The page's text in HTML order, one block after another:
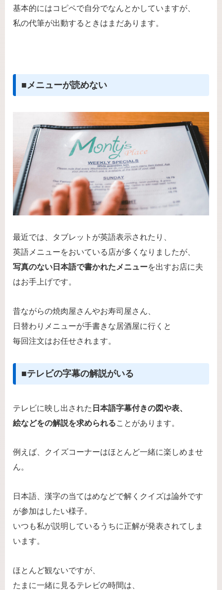
基本的にはコピペで自分でなんとかしていますが、
私の代筆が出動するときはまだあります。
■メニューが読めない
最近では、タブレットが英語表示されたり、
英語メニューをおいている店が多くなりましたが、
写真のない日本語で書かれたメニューを出すお店に夫
はお手上げです。
昔ながらの焼肉屋さんやお寿司屋さん、
日替わりメニューが手書きな居酒屋に行くと
毎回注文はお任せされます。
■テレビの字幕の解説がいる
テレビに映し出された 日本語字幕付きの図や表、
絵などをの解説を求められることがあります。
例えば、クイズコーナーはほとんど一緒に楽しめませ
ん。
日本語、漢字の当てはめなどで解くクイズは論外です
が参加はしたい様子。
いつも私が説明しているうちに正解が発表されてしま
います。
ほとんど観ないですが、
たまに一緒に見るテレビの時間は、